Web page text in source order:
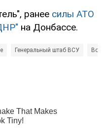
ранее силы АТО
на Донбассе.
Генеральный штаб ВСУ